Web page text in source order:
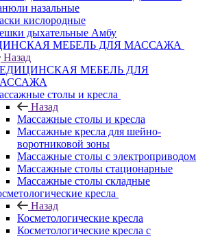
назальные
кислородные
дыхательные Амбу
МЕБЕЛЬ ДЛЯ МАССАЖА
Назад
МЕБЕЛЬ ДЛЯ
столы и кресла
Назад
Массажные столы и кресла
Массажные кресла для шейно-
воротниковой зоны
Массажные столы с электроприводом
Массажные столы стационарные
Массажные столы складные
кресла
Назад
Косметологические кресла
Косметологические кресла с